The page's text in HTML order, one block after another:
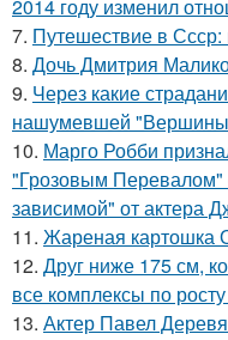
2014 году изменил
7. Путешествие в
8. Дочь Дмитрия
9. Через какие
нашумевшей
10. Марго Робби
"Грозовым Перевалом"
зависимой" от актера
11. Жареная картошка
12. Друг ниже 175 см,
все комплексы по
13. Актер Павел